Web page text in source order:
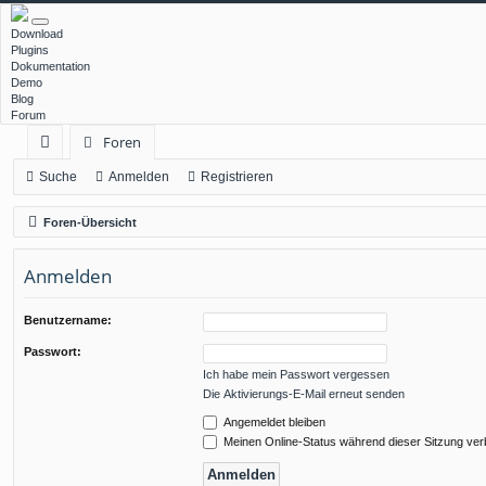
Download
Plugins
Dokumentation
Demo
Blog
Forum
ch
ne
llz
ug
Foren
Suche Anmelden Registrieren
Foren-Übersicht
Anmelden
Benutzername:
Passwort:
Ich habe mein Passwort vergessen
Die Aktivierungs-E-Mail erneut senden
Angemeldet bleiben
Meinen Online-Status während dieser Sitzung